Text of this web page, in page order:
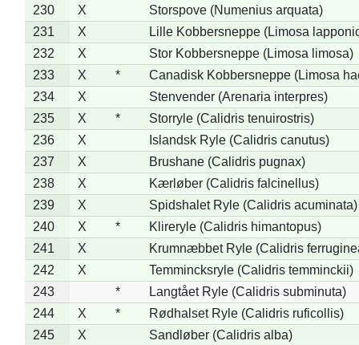
230 X
Storspove (Numenius arquata)
231
X
Lille Kobbersneppe (Limosa
232
X
Stor Kobbersneppe (Limosa limosa)
233
X *
Canadisk Kobbersneppe (Limosa
234
X
Stenvender (Arenaria interpres)
235
X *
Storryle (Calidris tenuirostris)
236
X
Islandsk Ryle (Calidris canutus)
237
X
Brushane (Calidris pugnax)
238
X
Kærløber (Calidris falcinellus)
239
X
Spidshalet Ryle (Calidris acuminata)
240
X *
Klireryle (Calidris himantopus)
241
X
Krumnæbbet Ryle (Calidris
242
X
Temmincksryle (Calidris temminckii)
243
*
Langtået Ryle (Calidris subminuta)
244
X *
Rødhalset Ryle (Calidris ruficollis)
245
X
Sandløber (Calidris alba)